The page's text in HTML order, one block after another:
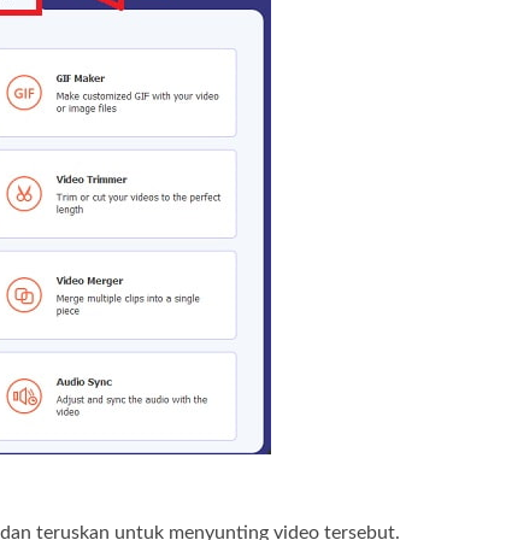
teruskan untuk menyunting video tersebut.